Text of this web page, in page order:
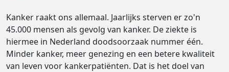
Kanker raakt ons allemaal. Jaarlijks sterven er zo'n
45.000 mensen als gevolg van kanker. De ziekte is
hiermee in Nederland doodsoorzaak nummer één.
Minder kanker, meer genezing en een betere kwaliteit
van leven voor kankerpatiënten. Dat is het doel van